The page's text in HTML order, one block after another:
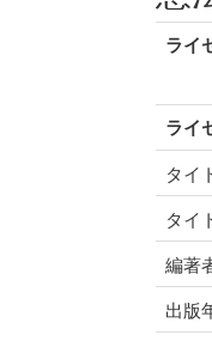
ライ
ライ
タイ
タイ
編著
出版